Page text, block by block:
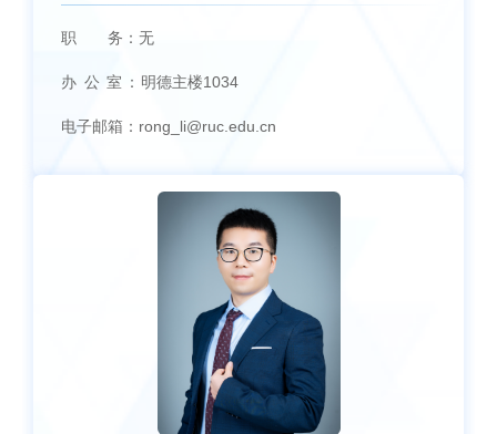
职 务： 无
办 公 室： 明德主楼1034
电子邮箱： rong_li@ruc.edu.cn